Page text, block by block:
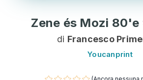
Zene és Mozi 80'e
di Francesco
Youcanprint